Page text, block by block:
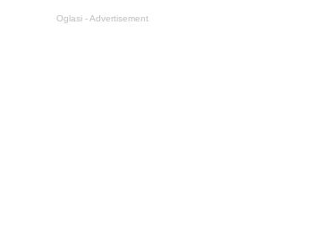
Oglasi - Advertisement